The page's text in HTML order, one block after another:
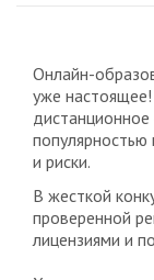
Онлайн-
уже
и риски.
В жесткой
проверенной
лицензиями и